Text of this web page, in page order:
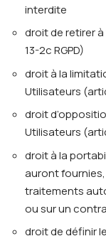
interdite
droit de retirer
13-2c RGPD)
droit à la
Utilisateurs
droit
Utilisateurs
droit à la
auront
traitements
ou sur un
droit de définir